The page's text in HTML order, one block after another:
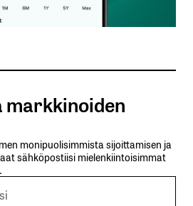
uutiskirje
markkinoiden
monipuolisimmista sijoittamisen ja
sähköpostiisi mielenkiintoisimmat